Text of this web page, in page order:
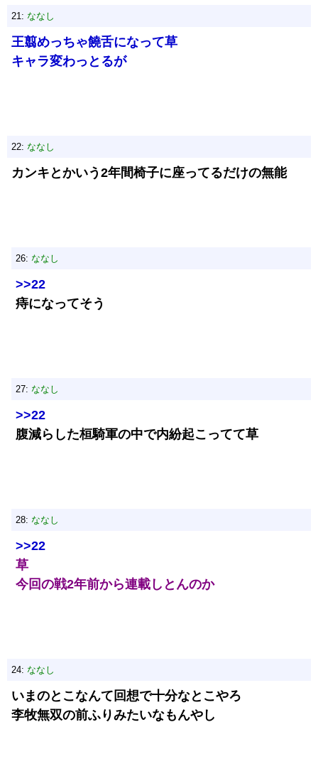
21: ななし
王翦めっちゃ饒舌になって草
キャラ変わっとるが
22: ななし
カンキとかいう2年間椅子に座ってるだけの無能
26: ななし
>>22
痔になってそう
27: ななし
>>22
腹減らした桓騎軍の中で内紛起こってて草
28: ななし
>>22
草
今回の戦2年前から連載しとんのか
24: ななし
いまのとこなんて回想で十分なとこやろ
李牧無双の前ふりみたいなもんやし